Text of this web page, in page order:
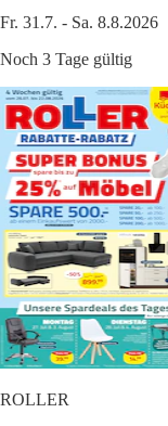
Fr. 31.7. - Sa. 8.8.2026
Noch 3 Tage gültig
ROLLER